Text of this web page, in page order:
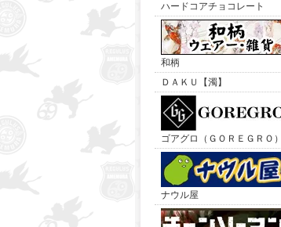
ハードコアチョコレート
和柄
ＤＡＫＵ【濁】
ゴアグロ（ＧＯＲＥＧＲＯ）
ナウル屋